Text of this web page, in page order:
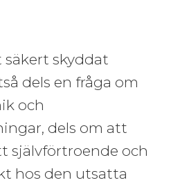
skyddat
dels en fråga om
och
dels om att
självförtroende och
hos den utsatta